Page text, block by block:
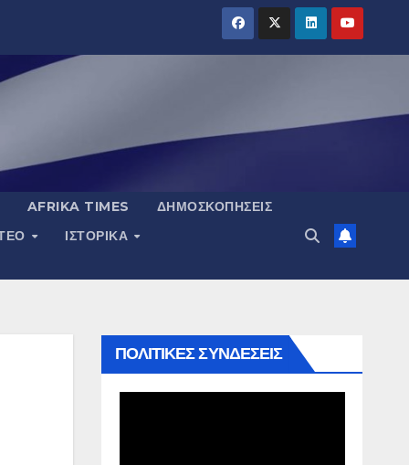
AFRIKA TIMES
ΔΗΜΟΣΚΟΠΉΣΕΙΣ
ΙΣΤΟΡΙΚΆ
ΠΟΛΙΤΙΚΕΣ ΣΥΝΔΕΣΕΙΣ